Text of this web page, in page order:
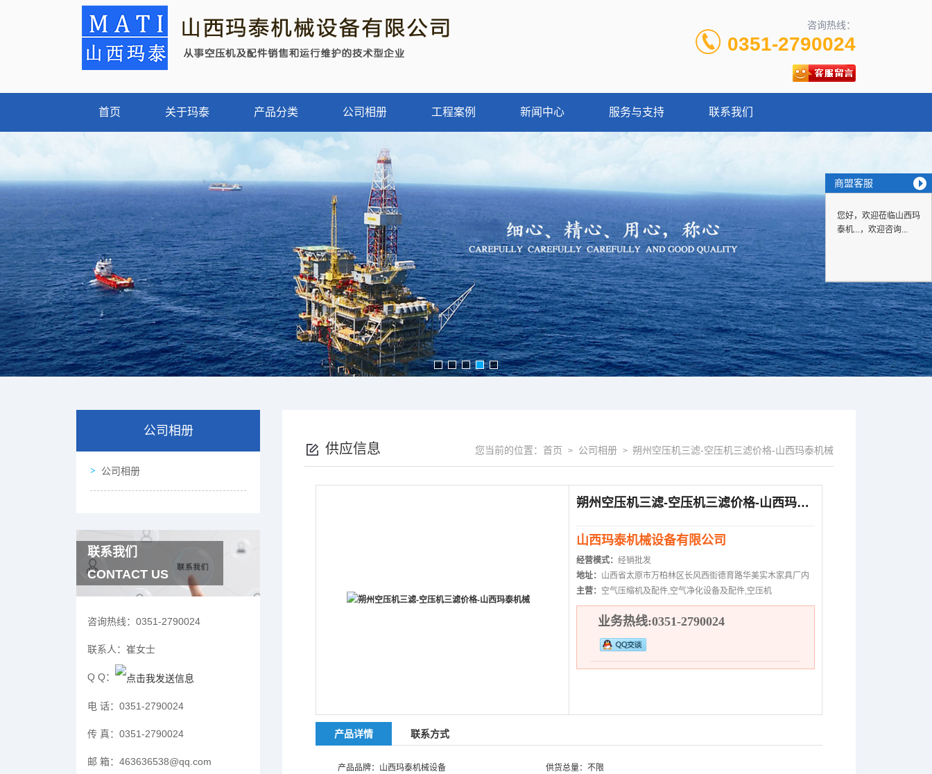
咨询热线：
0351-2790024
首页 关于玛泰 产品分类 公司相册 工程案例 新闻中心 服务与支持 联系我们
公司相册
公司相册
联系我们
CONTACT US
咨询热线： 0351-2790024
联系人： 崔女士
Q Q：
电 话： 0351-2790024
传 真： 0351-2790024
邮 箱： 463636538@qq.com
供应信息 您当前的位置： 首页 > 公司相册 > 朔州空压机三滤-空压机三滤价格-山西玛泰机械
朔州空压机三滤-空压机三滤价格-山西玛泰机械
山西玛泰机械设备有限公司
经营模式： 经销批发
地址： 山西省太原市万柏林区长风西街德育路华美实木家具厂内
主营： 空气压缩机及配件,空气净化设备及配件,空压机
业务热线:0351-2790024
产品详情 联系方式
产品品牌：山西玛泰机械设备
供货总量：不限
商盟客服
您好，欢迎莅临山西玛
泰机...，欢迎咨询...